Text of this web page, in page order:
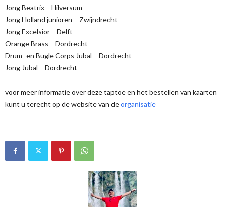
Jong Beatrix – Hilversum
Jong Holland junioren – Zwijndrecht
Jong Excelsior – Delft
Orange Brass – Dordrecht
Drum- en Bugle Corps Jubal – Dordrecht
Jong Jubal – Dordrecht
voor meer informatie over deze taptoe en het bestellen van kaarten
kunt u terecht op de website van deorganisatie